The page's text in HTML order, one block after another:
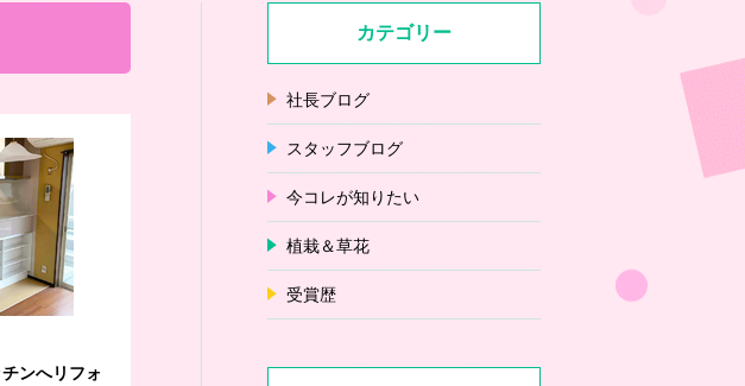
ンへリフォ
カテゴリー
社長ブログ
スタッフブログ
今コレが知りたい
植栽＆草花
受賞歴